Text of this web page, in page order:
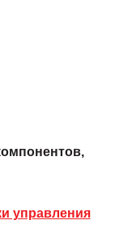
управления